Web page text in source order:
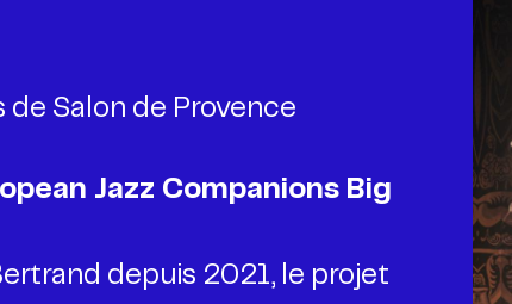
Salon de Provence
Jazz Companions Big
depuis 2021, le projet